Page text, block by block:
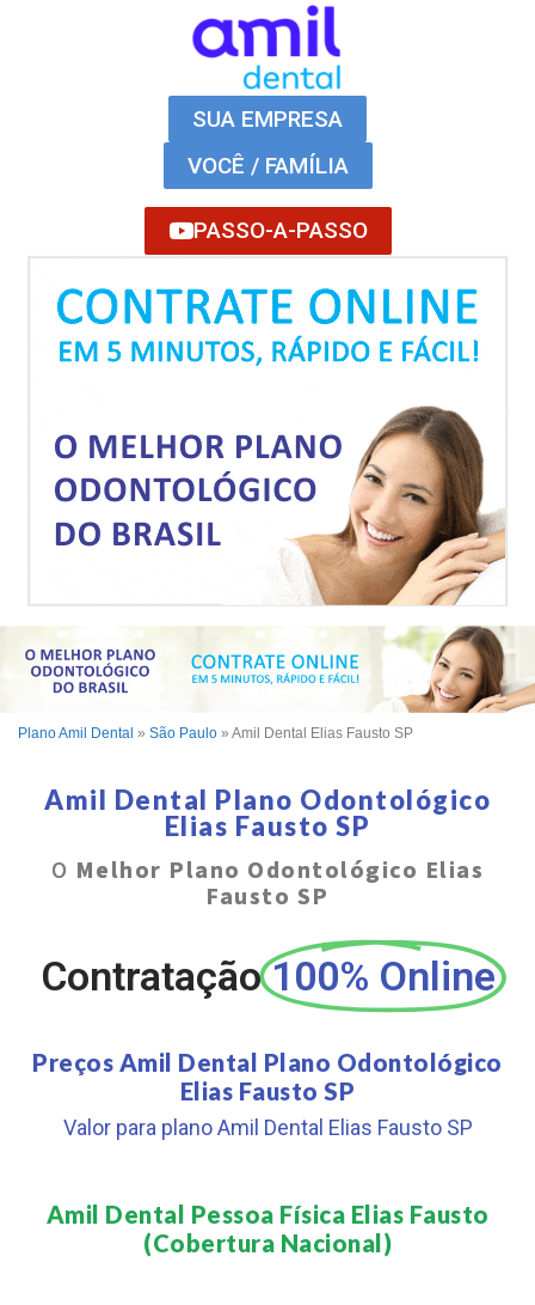
SUA EMPRESA
VOCÊ / FAMÍLIA
PASSO-A-PASSO
Plano Amil Dental » São Paulo » Amil Dental Elias Fausto SP
Amil Dental Plano Odontológico
Elias Fausto SP
O Melhor Plano Odontológico Elias
Fausto SP
Contratação 100% Online
Preços Amil Dental Plano Odontológico
Elias Fausto SP
Valor para plano Amil Dental Elias Fausto SP
Amil Dental Pessoa Física Elias Fausto
(Cobertura Nacional)​